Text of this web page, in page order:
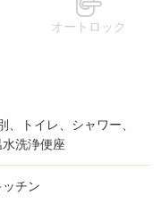
オートロック
、トイレ、シャワー、
洗浄便座
チン